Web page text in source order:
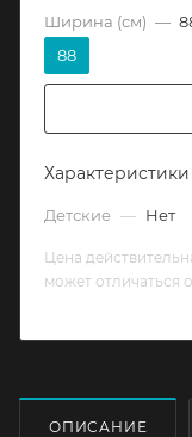
Ширина (см) —
88
Характеристики
Детские — Нет
Цена
может отличаться
ОПИСАНИЕ